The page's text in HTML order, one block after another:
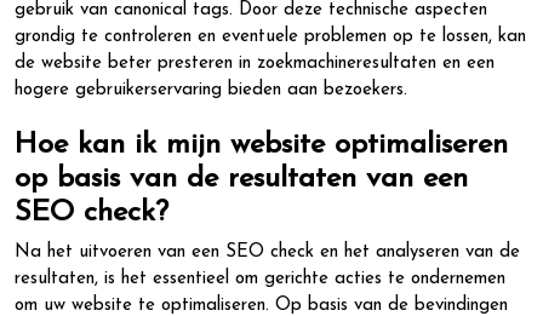
gebruik van canonical tags. Door deze technische aspecten
grondig te controleren en eventuele problemen op te lossen, kan
de website beter presteren in zoekmachineresultaten en een
hogere gebruikerservaring bieden aan bezoekers.
Hoe kan ik mijn website optimaliseren
op basis van de resultaten van een
SEO check?
Na het uitvoeren van een SEO check en het analyseren van de
resultaten, is het essentieel om gerichte acties te ondernemen
om uw website te optimaliseren. Op basis van de bevindingen